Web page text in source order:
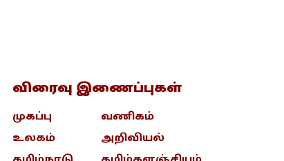
விரைவு இணைப்புகள்
முகப்பு
உலகம்
வணிகம்
அறிவியல்